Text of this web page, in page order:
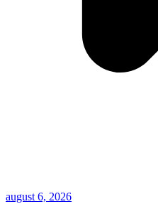
august 6, 2026